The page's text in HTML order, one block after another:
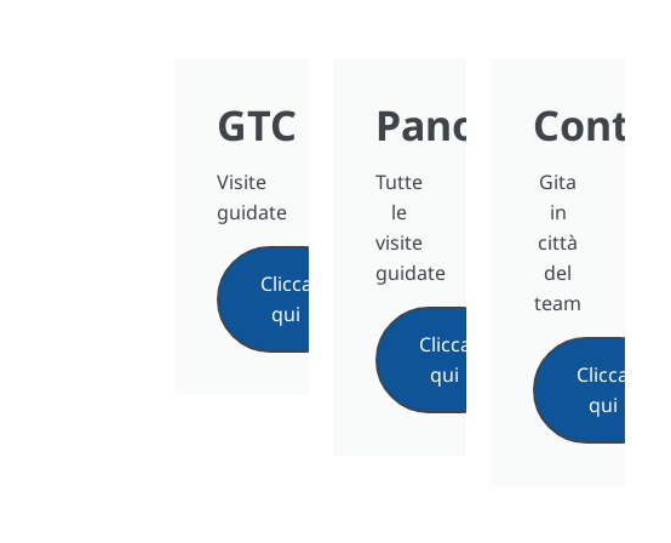
GTC
Visite
guidate
Clicca
qui
Panoramica
Tutte
le
visite
guidate
Clicca
qui
Gita
in
città
del
team
Clicca
qui